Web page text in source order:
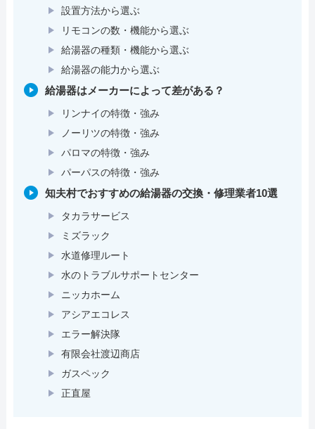
設置方法から選ぶ
リモコンの数・機能から選ぶ
給湯器の種類・機能から選ぶ
給湯器の能力から選ぶ
給湯器はメーカーによって差がある？
リンナイの特徴・強み
ノーリツの特徴・強み
パロマの特徴・強み
パーパスの特徴・強み
知夫村でおすすめの給湯器の交換・修理業者10選
タカラサービス
ミズラック
水道修理ルート
水のトラブルサポートセンター
ニッカホーム
アシアエコレス
エラー解決隊
有限会社渡辺商店
ガスペック
正直屋